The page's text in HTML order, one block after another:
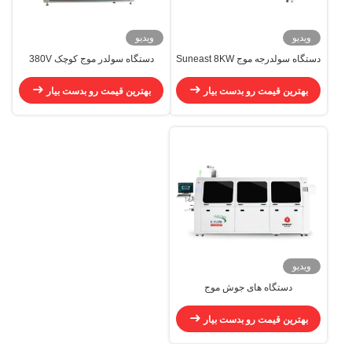
ویدیو
دستگاه سولدرجه موج Suneast 8KW
بهترین قیمت رو بدست بیار
ویدیو
دستگاه سولدر موج کوچک 380V
بهترین قیمت رو بدست بیار
ویدیو
دستگاه های جوش موج
بهترین قیمت رو بدست بیار